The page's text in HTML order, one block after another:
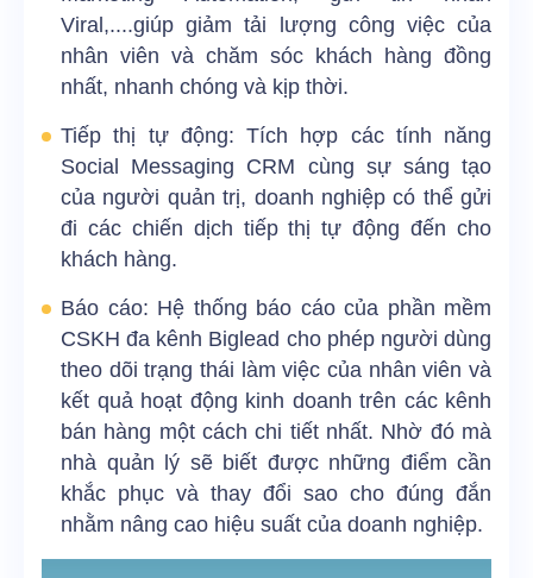
Viral,....giúp giảm tải lượng công việc của
nhân viên và chăm sóc khách hàng đồng
nhất, nhanh chóng và kịp thời.
Tiếp thị tự động: Tích hợp các tính năng
Social Messaging CRM cùng sự sáng tạo
của người quản trị, doanh nghiệp có thể gửi
đi các chiến dịch tiếp thị tự động đến cho
khách hàng.
Báo cáo: Hệ thống báo cáo của phần mềm
CSKH đa kênh Biglead cho phép người dùng
theo dõi trạng thái làm việc của nhân viên và
kết quả hoạt động kinh doanh trên các kênh
bán hàng một cách chi tiết nhất. Nhờ đó mà
nhà quản lý sẽ biết được những điểm cần
khắc phục và thay đổi sao cho đúng đắn
nhằm nâng cao hiệu suất của doanh nghiệp.